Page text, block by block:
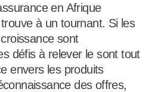
en Afrique
à un tournant. Si les
sont
défis à relever le sont tout
envers les produits
des offres,